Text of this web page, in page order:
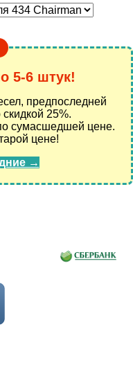
5-6 штук!
предпоследней
25%.
сумасшедшей цене.
цене!
→